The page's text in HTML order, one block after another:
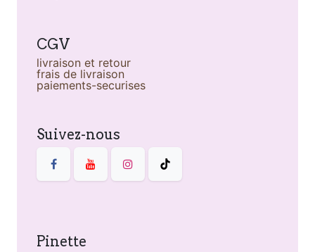
CGV
livraison et retour
frais de livraison
paiements-securises
Suivez-nous
Pinette